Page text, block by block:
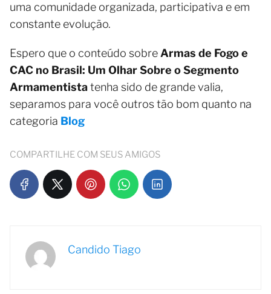
uma comunidade organizada, participativa e em
constante evolução.
Espero que o conteúdo sobre Armas de Fogo e
CAC no Brasil: Um Olhar Sobre o Segmento
Armamentistatenha sido de grande valia,
separamos para você outros tão bom quanto na
categoria Blog
COMPARTILHE COM SEUS AMIGOS
Candido Tiago